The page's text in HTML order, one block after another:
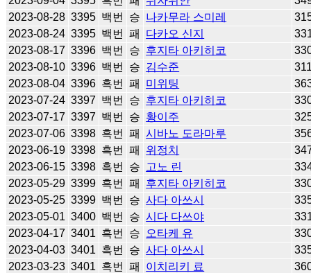
2023-08-28 3395 백번 승 나카무라 스미레
2023-08-24 3395 백번 패 다카오 신지
2023-08-17 3396 백번 승 후지타 아키히코
2023-08-10 3396 백번 승 김수준
2023-08-04 3396 흑번 패 미위팅
2023-07-24 3397 백번 승 후지타 아키히코
2023-07-17 3397 백번 승 황이주
2023-07-06 3398 흑번 패 시바노 도라마루
2023-06-19 3398 흑번 패 위정치
2023-06-15 3398 흑번 승 고노 린
2023-05-29 3399 흑번 패 후지타 아키히코
2023-05-25 3399 백번 승 사다 아쓰시
2023-05-01 3400 백번 승 시다 다쓰야
2023-04-17 3401 흑번 승 오타케 유
2023-04-03 3401 흑번 승 사다 아쓰시
2023-03-23 3401 흑번 패 이치리키 료